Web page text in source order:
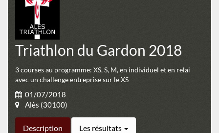
Triathlon du Gardon 2018
3 courses au programme: XS, S, M, en individuel et en relai
avec un challenge entreprise sur le XS
01/07/2018
Alès (30100)
Description Les résultats